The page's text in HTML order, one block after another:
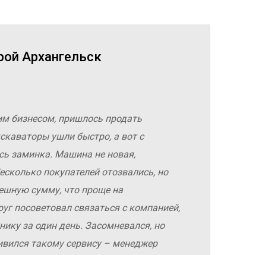
Архангельск
бизнесом, пришлось продать
ушли быстро, а вот с
заминка. Машина не новая,
покупателей отозвались, но
сумму, что проще на
посоветовал связаться с компанией,
за один день. Засомневался, но
такому сервису – менеджер